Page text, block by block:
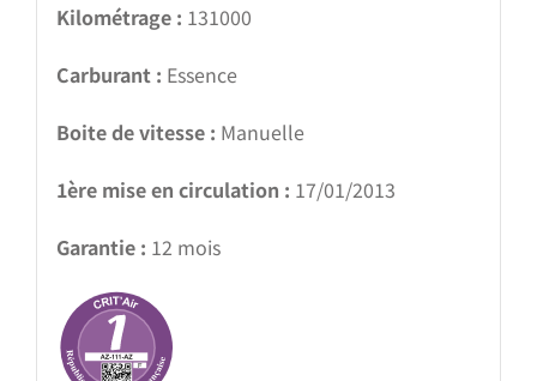
Kilométrage : 131000
Carburant : Essence
Boite de vitesse : Manuelle
1ère mise en circulation : 17/01/2013
Garantie : 12 mois